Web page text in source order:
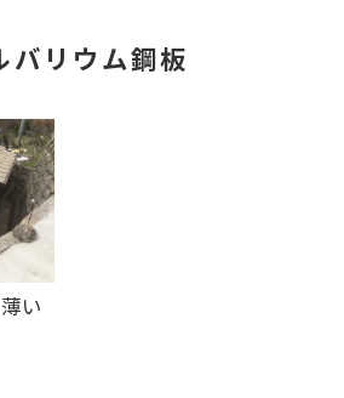
バリウム鋼板
い